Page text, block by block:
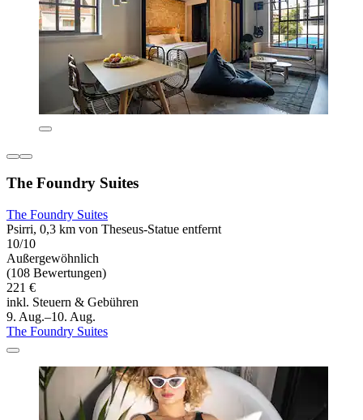
The Foundry Suites
The Foundry Suites
Psirri, 0,3 km von Theseus-Statue entfernt
10/10
Außergewöhnlich
(108 Bewertungen)
221 €
inkl. Steuern & Gebühren
9. Aug.–10. Aug.
The Foundry Suites